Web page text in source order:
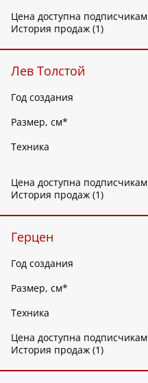
Цена доступна подписчикам
История продаж (1)
Лев Толстой
Год создания
Размер, см*
Техника
Цена доступна подписчикам
История продаж (1)
Герцен
Год создания
Размер, см*
Техника
Цена доступна подписчикам
История продаж (1)